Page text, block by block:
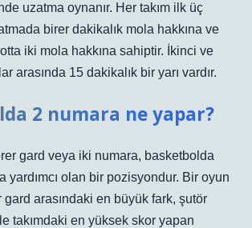
uzatma oynanır. Her takım ilk üç
birer dakikalık mola hakkına ve
iki mola hakkına sahiptir. İkinci ve
arasında 15 dakikalık bir yarı vardır.
2 numara ne yapar?
gard veya iki numara, basketbolda
yardımcı olan bir pozisyondur. Bir oyun
gard arasındaki en büyük fark, şutör
takımdaki en yüksek skor yapan